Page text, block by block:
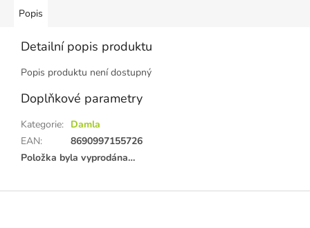
Popis
Detailní popis produktu
Popis produktu není dostupný
Doplňkové parametry
Kategorie: Damla
EAN:
8690997155726
Položka byla vyprodána…
Z